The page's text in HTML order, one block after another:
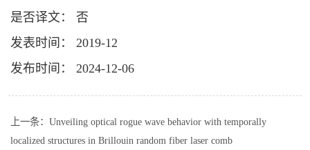
是否译文： 否
发表时间： 2019-12
发布时间： 2024-12-06
上一条： Unveiling optical rogue wave behavior with temporally
localized structures in Brillouin random fiber laser comb